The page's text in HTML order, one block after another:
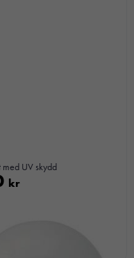
med UV skydd
kr